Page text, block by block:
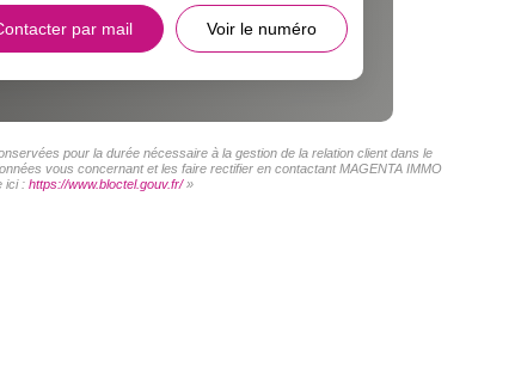
par mail Voir le numéro
pour la durée nécessaire à la gestion de la relation client dans le
vous concernant et les faire rectifier en contactant MAGENTA IMMO
ici : https://www.bloctel.gouv.fr/»